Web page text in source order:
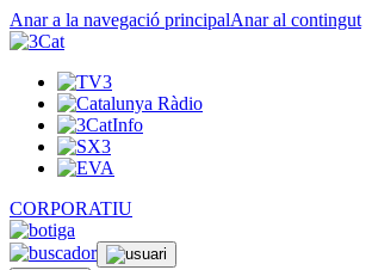
Anar a la navegació principalAnar al contingut
CORPORATIU